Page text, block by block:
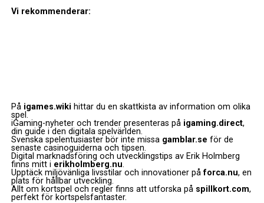
Vi rekommenderar:
På igames.wiki hittar du en skattkista av information om olika
spel.
iGaming-nyheter och trender presenteras på igaming.direct,
din guide i den digitala spelvärlden.
Svenska spelentusiaster bör inte missa gamblar.se för de
senaste casinoguiderna och tipsen.
Digital marknadsföring och utvecklingstips av Erik Holmberg
finns mitt i erikholmberg.nu.
Upptäck miljövänliga livsstilar och innovationer påforca.nu, en
plats för hållbar utveckling.
Allt om kortspel och regler finns att utforska på spillkort.com,
perfekt för kortspelsfantaster.